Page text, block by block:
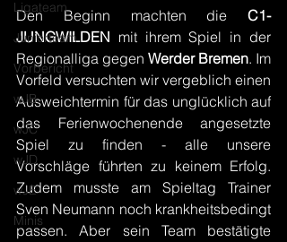
Ligateam
Juniorteam
Vorbericht
wJB
wJC
wJD
wJE
Minis
Den Beginn machten die C1-
JUNGWILDEN mit ihrem Spiel in der
Regionalliga gegen Werder Bremen. Im
Vorfeld versuchten wir vergeblich einen
Ausweichtermin für das unglücklich auf
das Ferienwochenende angesetzte
Spiel zu finden - alle unsere
Vorschläge führten zu keinem Erfolg.
Zudem musste am Spieltag Trainer
Sven Neumann noch krankheitsbedingt
passen. Aber sein Team bestätigte